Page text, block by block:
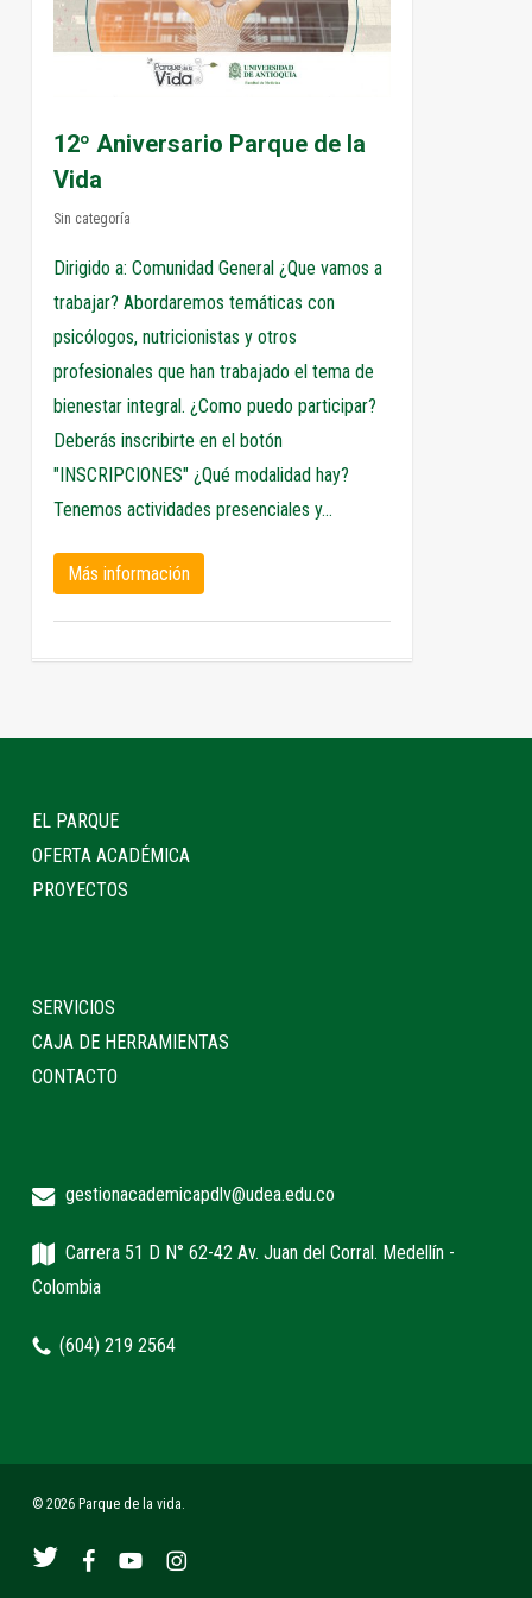
12º Aniversario Parque de la
Vida
Sin categoría
Dirigido a: Comunidad General ¿Que vamos a
trabajar? Abordaremos temáticas con
psicólogos, nutricionistas y otros
profesionales que han trabajado el tema de
bienestar integral. ¿Como puedo participar?
Deberás inscribirte en el botón
"INSCRIPCIONES" ¿Qué modalidad hay?
Tenemos actividades presenciales y...
Más información
EL PARQUE
OFERTA ACADÉMICA
PROYECTOS
SERVICIOS
CAJA DE HERRAMIENTAS
CONTACTO
gestionacademicapdlv@udea.edu.co
Carrera 51 D N° 62-42 Av. Juan del Corral. Medellín -
Colombia
(604) 219 2564
© 2026 Parque de la vida.
twitter facebookyoutube instagram